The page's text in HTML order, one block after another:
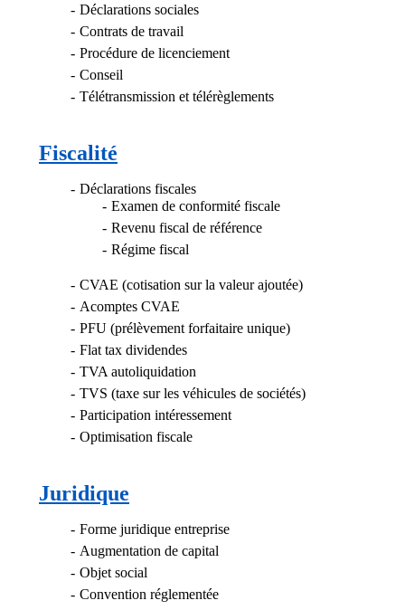
Déclarations sociales
Contrats de travail
Procédure de licenciement
Conseil
Télétransmission et télérèglements
Fiscalité
Déclarations fiscales
Examen de conformité fiscale
Revenu fiscal de référence
Régime fiscal
CVAE (cotisation sur la valeur ajoutée)
Acomptes CVAE
PFU (prélèvement forfaitaire unique)
Flat tax dividendes
TVA autoliquidation
TVS (taxe sur les véhicules de sociétés)
Participation intéressement
Optimisation fiscale
Juridique
Forme juridique entreprise
Augmentation de capital
Objet social
Convention réglementée